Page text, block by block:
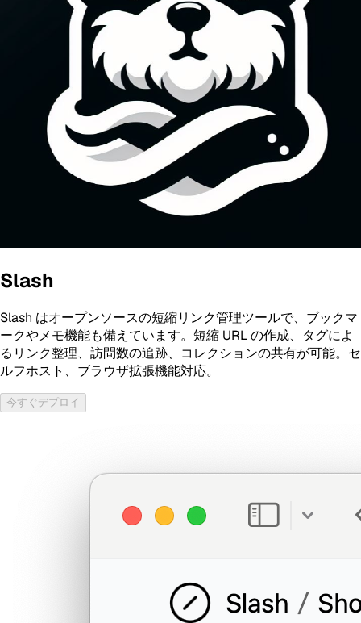
Slash
Slash はオープンソースの短縮リンク管理ツールで、ブックマ
ークやメモ機能も備えています。短縮 URL の作成、タグによ
るリンク整理、訪問数の追跡、コレクションの共有が可能。セ
ルフホスト、ブラウザ拡張機能対応。
今すぐデプロイ